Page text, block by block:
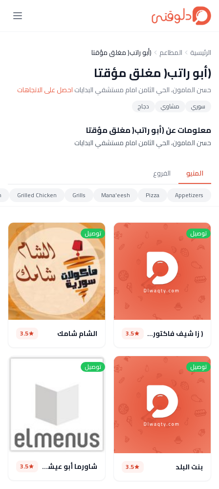
الرئيسية المطاعم (أبو راتب( مغلق مؤقتا
(أبو راتب( مغلق مؤقتا
حسن المامون، الحي الثامن امام مستشفي البداياتاحصل على الاتجاهات
سوري مشاوي دجاج
معلومات عن (أبو راتب( مغلق مؤقتا
حسن المامون، الحي الثامن امام مستشفي البدايات
المنيو الفروع
Appetizers
Pizza
Mana'eesh
Grills
Grilled Chicken
توصيل
( زا شيف فاكتورى ( مغلق مؤقتا 3.5
توصيل
الشام شامك 3.5
توصيل
بنت البلد 3.5
توصيل
شاورما أبو عيشة(مغلق مؤقتا) 3.5